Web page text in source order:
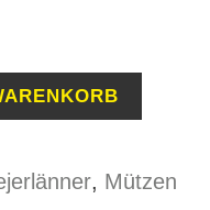
, Mützen